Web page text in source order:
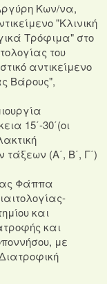
Κων/να,
"Κλινική
Τρόφιμα" στο
του
αντικείμενο
Βάρους",
15΄-30΄(οι
(Α΄, Β΄, Γ΄)
Φάππα
και
και
με